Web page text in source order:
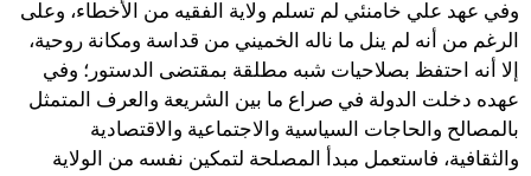
وفي عهد علي خامنئي لم تسلم ولاية الفقيه من الأخطاء، وعلى
الرغم من أنه لم ينل ما ناله الخميني من قداسة ومكانة روحية،
إلا أنه احتفظ بصلاحيات شبه مطلقة بمقتضى الدستور؛ وفي
عهده دخلت الدولة في صراع ما بين الشريعة والعرف المتمثل
بالمصالح والحاجات السياسية والاجتماعية والاقتصادية
والثقافية، فاستعمل مبدأ المصلحة لتمكين نفسه من الولاية